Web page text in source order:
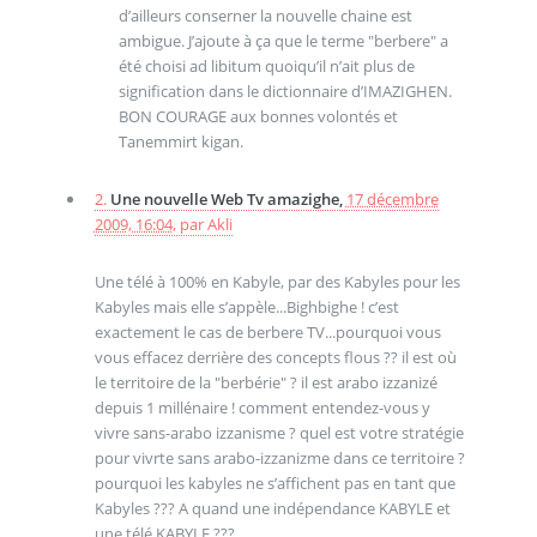
d’ailleurs conserner la nouvelle chaine est
ambigue. J’ajoute à ça que le terme "berbere" a
été choisi ad libitum quoiqu’il n’ait plus de
signification dans le dictionnaire d’IMAZIGHEN.
BON COURAGE aux bonnes volontés et
Tanemmirt kigan.
2. Une nouvelle Web Tv amazighe, 17 décembre
2009, 16:04, parAkli
Une télé à 100% en Kabyle, par des Kabyles pour les
Kabyles mais elle s’appèle...Bighbighe ! c’est
exactement le cas de berbere TV...pourquoi vous
vous effacez derrière des concepts flous ?? il est où
le territoire de la "berbérie" ? il est arabo izzanizé
depuis 1 millénaire ! comment entendez-vous y
vivre sans-arabo izzanisme ? quel est votre stratégie
pour vivrte sans arabo-izzanizme dans ce territoire ?
pourquoi les kabyles ne s’affichent pas en tant que
Kabyles ??? A quand une indépendance KABYLE et